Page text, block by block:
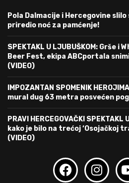
Pola Dalmacije i Hercegovine
priredio noć za pamćenje!
SPEKTAKL U LJUBUŠKOM: Grše i
Beer Fest, ekipa ABCportala
(VIDEO)
IMPOZANTAN SPOMENIK
mural dug 63 metra posvećen
PRAVI HERCEGOVAČKI
kako je bilo na trećoj ‘Osojačkoj
(VIDEO)